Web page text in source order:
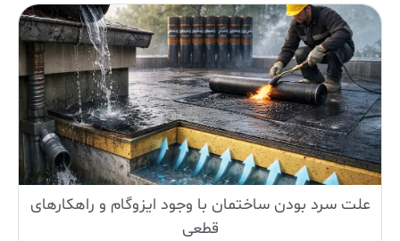
علت سرد بودن ساختمان با وجود ایزوگام و راهکارهای
قطعی